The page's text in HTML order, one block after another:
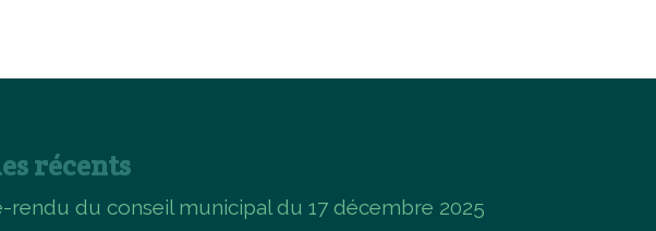
récents
rendu du conseil municipal du 17 décembre 2025